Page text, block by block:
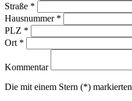
Straße *
Hausnummer *
PLZ *
Ort *
Kommentar
Die mit einem Stern (*)